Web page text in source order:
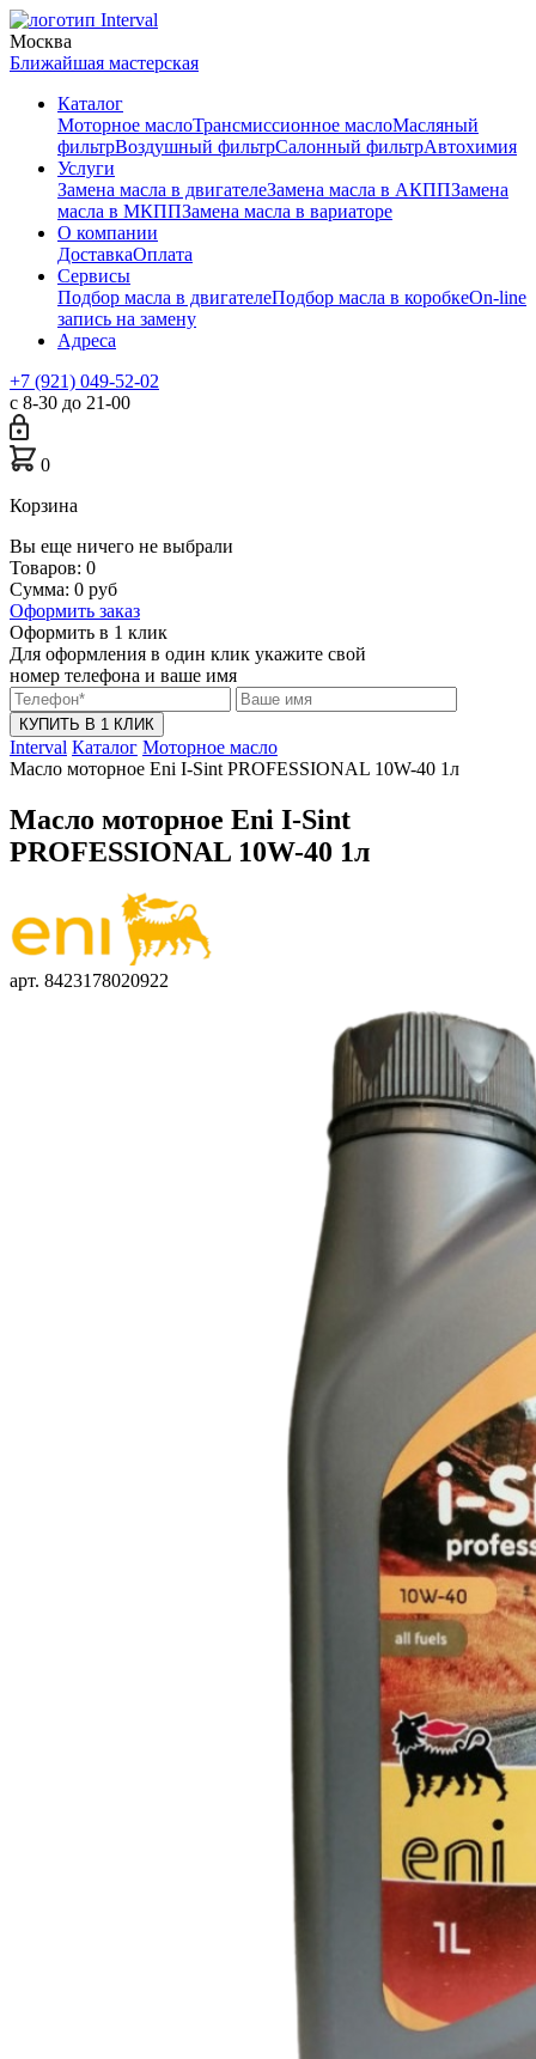
Москва
Ближайшая мастерская
Каталог
Моторное маслоТрансмиссионное маслоМасляный
фильтрВоздушный фильтрСалонный фильтрАвтохимия
Услуги
Замена масла в двигателеЗамена масла в АКППЗамена
масла в МКППЗамена масла в вариаторе
О компании
ДоставкаОплата
Сервисы
Подбор масла в двигателеПодбор масла в коробкеOn-line
запись на замену
Адреса
+7 (921) 049-52-02
с 8-30 до 21-00
0
Корзина
Вы еще ничего не выбрали
Товаров: 0
Сумма: 0 руб
Оформить заказ
Оформить в 1 клик
Для оформления в один клик укажите свой
номер телефона и ваше имя
КУПИТЬ В 1 КЛИК
Interval Каталог Моторное масло
Масло моторное Eni I-Sint PROFESSIONAL 10W-40 1л
Масло моторное Eni I-Sint
PROFESSIONAL 10W-40 1л
арт. 8423178020922